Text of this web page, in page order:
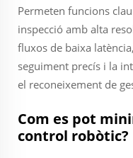
Permeten funcions
inspecció amb alta
fluxos de baixa
seguiment precís i la
el reconeixement de
Com es pot
control robòtic?